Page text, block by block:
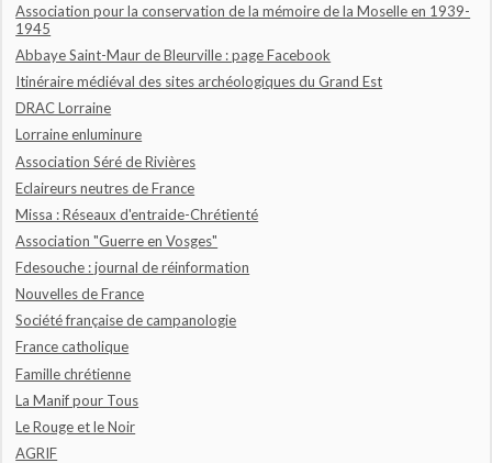
Association pour la conservation de la mémoire de la Moselle en 1939-
1945
Abbaye Saint-Maur de Bleurville : page Facebook
Itinéraire médiéval des sites archéologiques du Grand Est
DRAC Lorraine
Lorraine enluminure
Association Séré de Rivières
Eclaireurs neutres de France
Missa : Réseaux d'entraide-Chrétienté
Association "Guerre en Vosges"
Fdesouche : journal de réinformation
Nouvelles de France
Société française de campanologie
France catholique
Famille chrétienne
La Manif pour Tous
Le Rouge et le Noir
AGRIF